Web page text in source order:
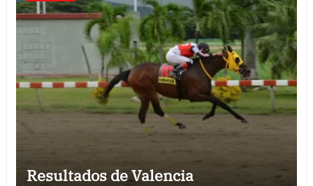
Resultados de Valencia